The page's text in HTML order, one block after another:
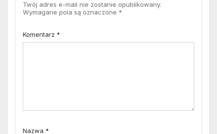
Twój adres e-mail nie zostanie opublikowany.
Wymagane pola są oznaczone *
Komentarz *
Nazwa *